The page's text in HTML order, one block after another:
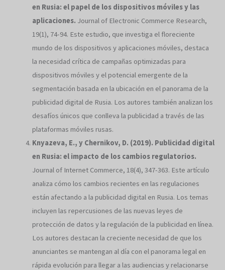
en Rusia: el papel de los dispositivos móviles y las
aplicaciones. Journal of Electronic Commerce Research,
19(1), 74-94. Este estudio, que investiga el floreciente
mundo de los dispositivos y aplicaciones móviles, destaca
la necesidad crítica de campañas optimizadas para
dispositivos móviles y el potencial emergente de la
segmentación basada en la ubicación en el panorama de la
publicidad digital de Rusia. Los autores también analizan los
desafíos únicos que conlleva la publicidad a través de las
plataformas móviles rusas.
Knyazeva, E., y Chernikov, D. (2019). Publicidad digital
en Rusia: el impacto de los cambios regulatorios.
Journal of Internet Commerce, 18(4), 347-363. Este artículo
analiza cómo los cambios recientes en las regulaciones
están afectando a la publicidad digital en Rusia. Los temas
incluyen las repercusiones de las nuevas leyes de
protección de datos y la regulación de la publicidad en línea.
Los autores destacan la creciente necesidad de que los
anunciantes se mantengan al día con el panorama legal en
rápida evolución para llegar a las audiencias y relacionarse